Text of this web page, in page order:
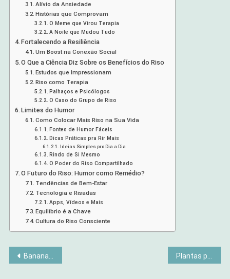
Alívio da Ansiedade
Histórias que Comprovam
O Meme que Virou Terapia
A Noite que Mudou Tudo
Fortalecendo a Resiliência
Um Boost na Conexão Social
O Que a Ciência Diz Sobre os Benefícios do Riso
Estudos que Impressionam
Riso como Terapia
Palhaços e Psicólogos
O Caso do Grupo de Riso
Limites do Humor
Como Colocar Mais Riso na Sua Vida
Fontes de Humor Fáceis
Dicas Práticas pra Rir Mais
Ideias Simples pro Dia a Dia
Rindo de Si Mesmo
O Poder do Riso Compartilhado
O Futuro do Riso: Humor como Remédio?
Tendências de Bem-Estar
Tecnologia e Risadas
Apps, Vídeos e Mais
Equilíbrio é a Chave
Cultura do Riso Consciente
Navegação
Banana: O Super alimento Simples que Pode Transformar Sua Saúde Plantas pra Quem Mata Cactos: Como Ter um Cantinho Verde Sem Drama